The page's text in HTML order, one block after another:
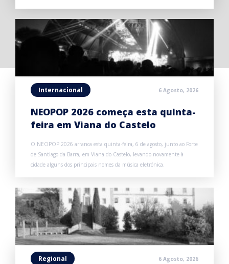
Internacional 6 Agosto, 2026
NEOPOP 2026 começa esta quinta-
feira em Viana do Castelo
O NEOPOP 2026 arranca esta quinta-feira, 6 de agosto, junto ao Forte
de Santiago da Barra, em Viana do Castelo, levando novamente à
cidade alguns dos principais nomes da música eletrónica.
Regional 6 Agosto, 2026